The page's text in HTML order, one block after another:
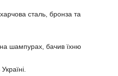
сталь, бронза та
на шампурах, бачив їхню